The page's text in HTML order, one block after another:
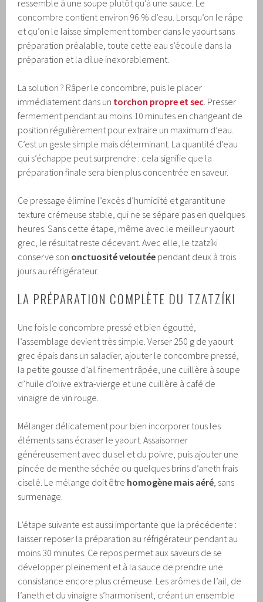
ressemble à une soupe plutôt qu’à une sauce. Le
concombre contient environ 96 % d’eau. Lorsqu’on le râpe
et qu’on le laisse simplement tomber dans le yaourt sans
préparation préalable, toute cette eau s’écoule dans la
préparation et la dilue inexorablement.
La solution ? Râper le concombre, puis le placer
immédiatement dans un torchon propre et sec. Presser
fermement pendant au moins 10 minutes en changeant de
position régulièrement pour extraire un maximum d’eau.
C’est un geste simple mais déterminant. La quantité d’eau
qui s’échappe peut surprendre : cela signifie que la
préparation finale sera bien plus concentrée en saveur.
Ce pressage élimine l’excès d’humidité et garantit une
texture crémeuse stable, qui ne se sépare pas en quelques
heures. Sans cette étape, même avec le meilleur yaourt
grec, le résultat reste décevant. Avec elle, le tzatzíki
conserve son onctuosité veloutée pendant deux à trois
jours au réfrigérateur.
LA PRÉPARATION COMPLÈTE DU TZATZÍKI
Une fois le concombre pressé et bien égoutté,
l’assemblage devient très simple. Verser 250 g de yaourt
grec épais dans un saladier, ajouter le concombre pressé,
la petite gousse d’ail finement râpée, une cuillère à soupe
d’huile d’olive extra-vierge et une cuillère à café de
vinaigre de vin rouge.
Mélanger délicatement pour bien incorporer tous les
éléments sans écraser le yaourt. Assaisonner
généreusement avec du sel et du poivre, puis ajouter une
pincée de menthe séchée ou quelques brins d’aneth frais
ciselé. Le mélange doit être homogène mais aéré, sans
surmenage.
L’étape suivante est aussi importante que la précédente :
laisser reposer la préparation au réfrigérateur pendant au
moins 30 minutes. Ce repos permet aux saveurs de se
développer pleinement et à la sauce de prendre une
consistance encore plus crémeuse. Les arômes de l’ail, de
l’aneth et du vinaigre s’harmonisent, créant un ensemble